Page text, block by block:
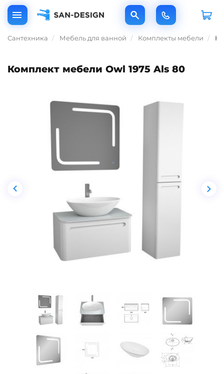
Сантехника Мебель для ванной Комплекты мебели
Комплект мебели Owl 1975 Als 80